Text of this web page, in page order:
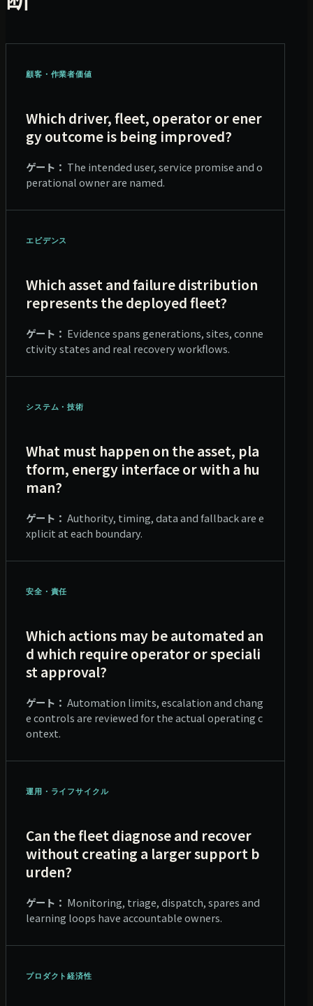
顧客・作業者価値
Which driver, fleet, operator or ener
gy outcome is being improved?
ゲート： The intended user, service promise and o
perational owner are named.
エビデンス
Which asset and failure distribution
represents the deployed fleet?
ゲート： Evidence spans generations, sites, conne
ctivity states and real recovery workflows.
システム・技術
What must happen on the asset, pla
tform, energy interface or with a hu
man?
ゲート： Authority, timing, data and fallback are e
xplicit at each boundary.
安全・責任
Which actions may be automated an
d which require operator or speciali
st approval?
ゲート： Automation limits, escalation and chang
e controls are reviewed for the actual operating c
ontext.
運用・ライフサイクル
Can the fleet diagnose and recover
without creating a larger support b
urden?
ゲート： Monitoring, triage, dispatch, spares and
learning loops have accountable owners.
プロダクト経済性